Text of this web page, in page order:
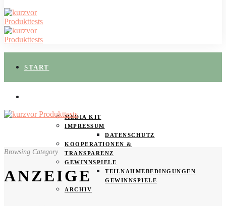
START
MEDIA KIT
IMPRESSUM
DATENSCHUTZ
KOOPERATIONEN &
TRANSPARENZ
GEWINNSPIELE
TEILNAHMEBEDINGUNGEN
GEWINNSPIELE
ARCHIV
Browsing Category
ANZEIGE